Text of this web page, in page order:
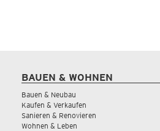
BAUEN & WOHNEN
Bauen & Neubau
Kaufen & Verkaufen
Sanieren & Renovieren
Wohnen & Leben